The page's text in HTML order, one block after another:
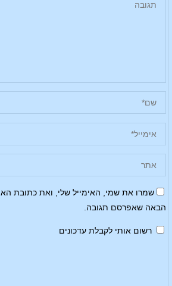
שמרו את שמי, האימייל שלי, ואת כתובת
הבאה שאפרסם תגובה.
רשום אותי לקבלת עדכונים